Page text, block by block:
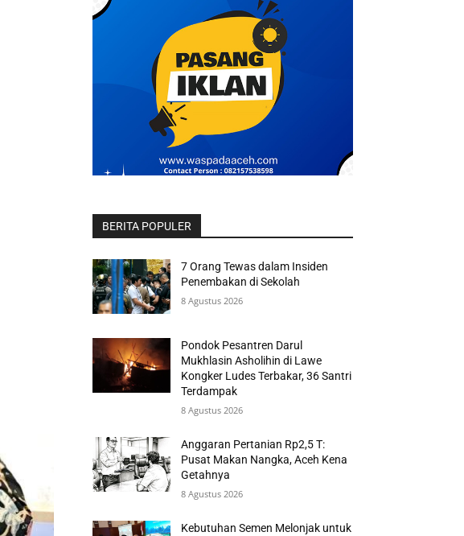
BERITA POPULER
7 Orang Tewas dalam Insiden
Penembakan di Sekolah
8 Agustus 2026
Pondok Pesantren Darul
Mukhlasin Asholihin di Lawe
Kongker Ludes Terbakar, 36 Santri
Terdampak
8 Agustus 2026
Anggaran Pertanian Rp2,5 T:
Pusat Makan Nangka, Aceh Kena
Getahnya
8 Agustus 2026
Kebutuhan Semen Melonjak untuk